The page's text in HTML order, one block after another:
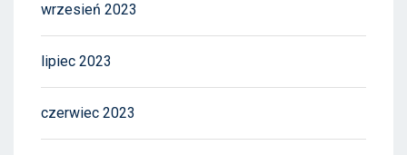
wrzesień 2023
lipiec 2023
czerwiec 2023